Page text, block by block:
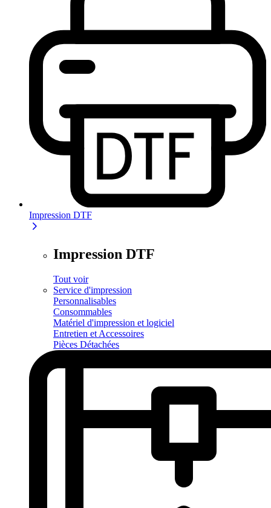
Impression DTF
Impression DTF
Tout voir
Service d'impression
Personnalisables
Consommables
Matériel d'impression et logiciel
Entretien et Accessoires
Pièces Détachées